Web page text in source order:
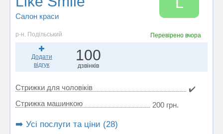
Салон краси
р-н. Подільський Перевірено вчора
Додати
відгук
100
дзвінків
Стрижки для чоловіків
✔️
Стрижка машинкою
200 грн.
➡️ Усі послуги та ціни (28)